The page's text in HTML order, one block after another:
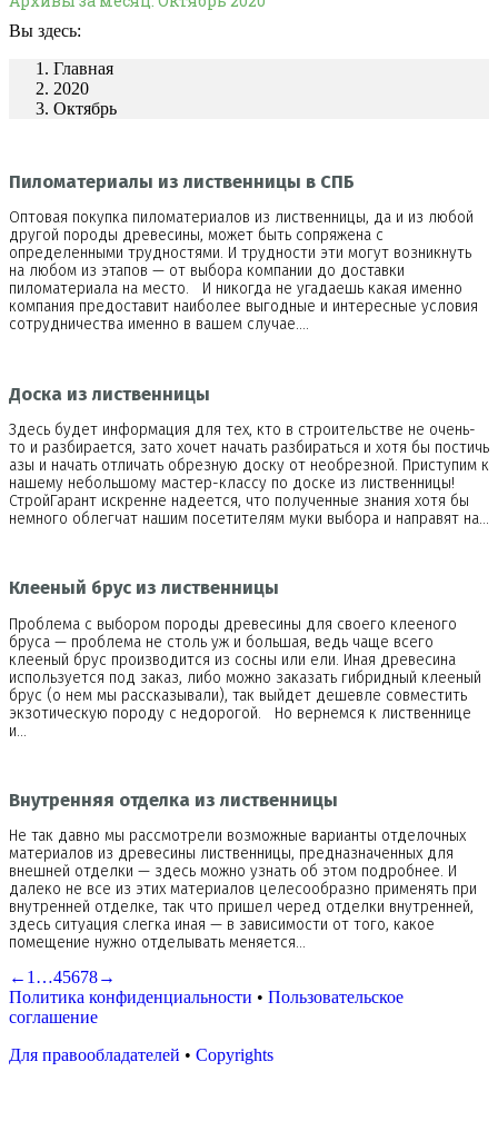
Вы здесь:
Главная
2020
Октябрь
Пиломатериалы из лиственницы в СПБ
Оптовая покупка пиломатериалов из лиственницы, да и из любой
другой породы древесины, может быть сопряжена с
определенными трудностями. И трудности эти могут возникнуть
на любом из этапов — от выбора компании до доставки
пиломатериала на место. И никогда не угадаешь какая именно
компания предоставит наиболее выгодные и интересные условия
сотрудничества именно в вашем случае.…
Доска из лиственницы
Здесь будет информация для тех, кто в строительстве не очень-
то и разбирается, зато хочет начать разбираться и хотя бы постичь
азы и начать отличать обрезную доску от необрезной. Приступим к
нашему небольшому мастер-классу по доске из лиственницы!
СтройГарант искренне надеется, что полученные знания хотя бы
немного облегчат нашим посетителям муки выбора и направят на…
Клееный брус из лиственницы
Проблема с выбором породы древесины для своего клееного
бруса — проблема не столь уж и большая, ведь чаще всего
клееный брус производится из сосны или ели. Иная древесина
используется под заказ, либо можно заказать гибридный клееный
брус (о нем мы рассказывали), так выйдет дешевле совместить
экзотическую породу с недорогой. Но вернемся к лиственнице
и…
Внутренняя отделка из лиственницы
Не так давно мы рассмотрели возможные варианты отделочных
материалов из древесины лиственницы, предназначенных для
внешней отделки — здесь можно узнать об этом подробнее. И
далеко не все из этих материалов целесообразно применять при
внутренней отделке, так что пришел черед отделки внутренней,
здесь ситуация слегка иная — в зависимости от того, какое
помещение нужно отделывать меняется…
← 1 …45678→
Политика конфиденциальности • Пользовательское
соглашение
Для правообладателей • Copyrights